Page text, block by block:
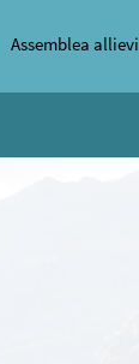
Assemblea allievi